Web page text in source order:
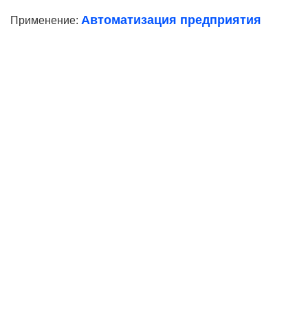
Применение: Автоматизация предприятия
Ваше имя